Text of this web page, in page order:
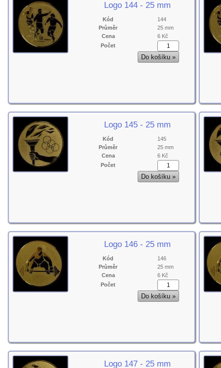
Logo 144 - 25 mm
Kód
144
Průměr
25 mm
Cena
6 Kč
Počet
Logo 145 - 25 mm
Kód
145
Průměr
25 mm
Cena
6 Kč
Počet
Logo 146 - 25 mm
Kód
146
Průměr
25 mm
Cena
6 Kč
Počet
Logo 147 - 25 mm